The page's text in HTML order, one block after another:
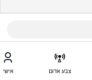
צבע אדום אישי